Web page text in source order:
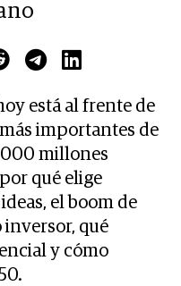
está al frente de
importantes de
millones
qué elige
el boom de
inversor, qué
y cómo